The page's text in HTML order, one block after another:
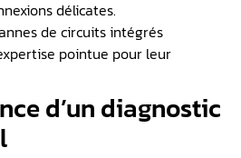
délicates.
de circuits intégrés
pointue pour leur
d’un diagnostic